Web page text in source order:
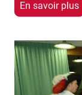
En savoir plus